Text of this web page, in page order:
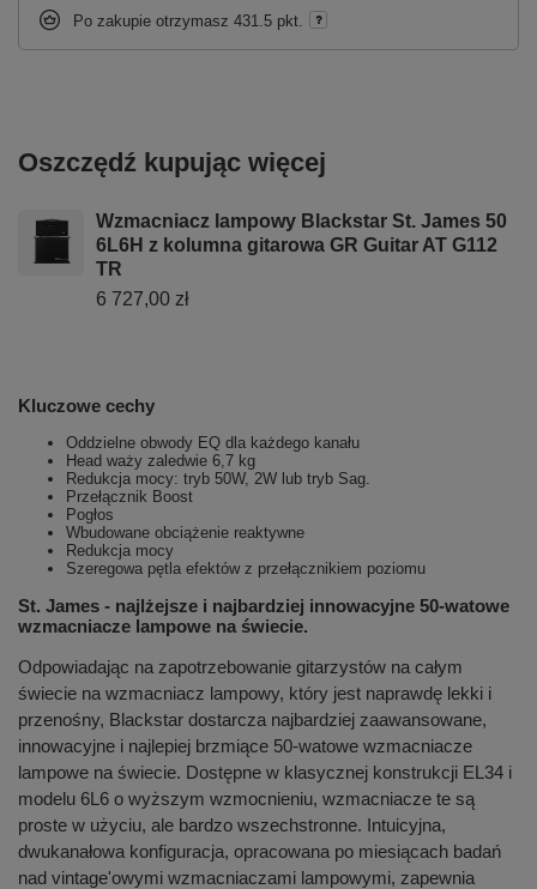
Po zakupie otrzymasz 431.5 pkt.
Oszczędź kupując więcej
Wzmacniacz lampowy Blackstar St. James 50
6L6H z kolumna gitarowa GR Guitar AT G112
TR
6 727,00 zł
Kluczowe cechy
Oddzielne obwody EQ dla każdego kanału
Head waży zaledwie 6,7 kg
Redukcja mocy: tryb 50W, 2W lub tryb Sag.
Przełącznik Boost
Pogłos
Wbudowane obciążenie reaktywne
Redukcja mocy
Szeregowa pętla efektów z przełącznikiem poziomu
St. James - najlżejsze i najbardziej innowacyjne 50-watowe
wzmacniacze lampowe na świecie.
Odpowiadając na zapotrzebowanie gitarzystów na całym
świecie na wzmacniacz lampowy, który jest naprawdę lekki i
przenośny, Blackstar dostarcza najbardziej zaawansowane,
innowacyjne i najlepiej brzmiące 50-watowe wzmacniacze
lampowe na świecie. Dostępne w klasycznej konstrukcji EL34 i
modelu 6L6 o wyższym wzmocnieniu, wzmacniacze te są
proste w użyciu, ale bardzo wszechstronne. Intuicyjna,
dwukanałowa konfiguracja, opracowana po miesiącach badań
nad vintage'owymi wzmacniaczami lampowymi, zapewnia